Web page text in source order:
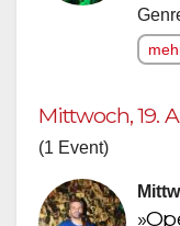
Mittwoch, 19.
(1 Event)